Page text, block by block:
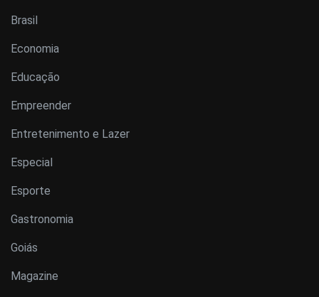
Brasil
Economia
Educação
Empreender
Entretenimento e Lazer
Especial
Esporte
Gastronomia
Goiás
Magazine